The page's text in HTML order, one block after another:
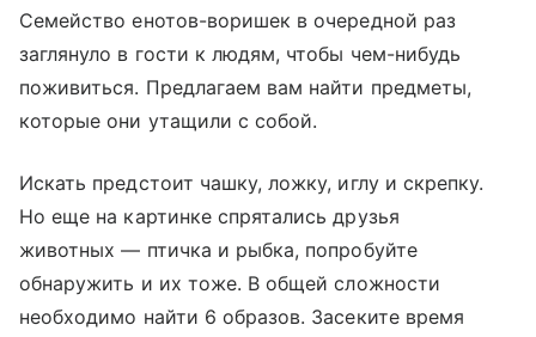
Семейство енотов-воришек в очередной раз
заглянуло в гости к людям, чтобы чем-нибудь
поживиться. Предлагаем вам найти предметы,
которые они утащили с собой.
Искать предстоит чашку, ложку, иглу и скрепку.
Но еще на картинке спрятались друзья
животных — птичка и рыбка, попробуйте
обнаружить и их тоже. В общей сложности
необходимо найти 6 образов. Засеките время